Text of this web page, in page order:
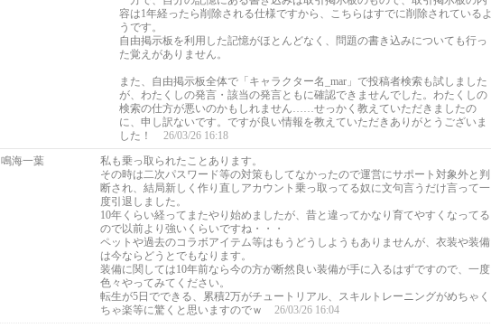
容は1年経ったら削除される仕様ですから、こちらはすでに削除されているよ
うです。
自由掲示板を利用した記憶がほとんどなく、問題の書き込みについても行っ
た覚えがありません。
また、自由掲示板全体で「キャラクター名_mar」で投稿者検索も試しました
が、わたくしの発言・該当の発言ともに確認できませんでした。わたくしの
検索の仕方が悪いのかもしれません……せっかく教えていただきましたの
に、申し訳ないです。ですが良い情報を教えていただきありがとうございま
した！
26/03/26 16:18
鳴海一葉
私も乗っ取られたことあります。
その時は二次パスワード等の対策もしてなかったので運営にサポート対象外と判
断され、結局新しく作り直しアカウント乗っ取ってる奴に文句言うだけ言って一
度引退しました。
10年くらい経ってまたやり始めましたが、昔と違ってかなり育てやすくなってる
ので以前より強いくらいですね・・・
ペットや過去のコラボアイテム等はもうどうしようもありませんが、衣装や装備
は今ならどうとでもなります。
装備に関しては10年前なら今の方が断然良い装備が手に入るはずですので、一度
色々やってみてください。
転生が5日でできる、累積2万がチュートリアル、スキルトレーニングがめちゃく
ちゃ楽等に驚くと思いますのでｗ
26/03/26 16:04